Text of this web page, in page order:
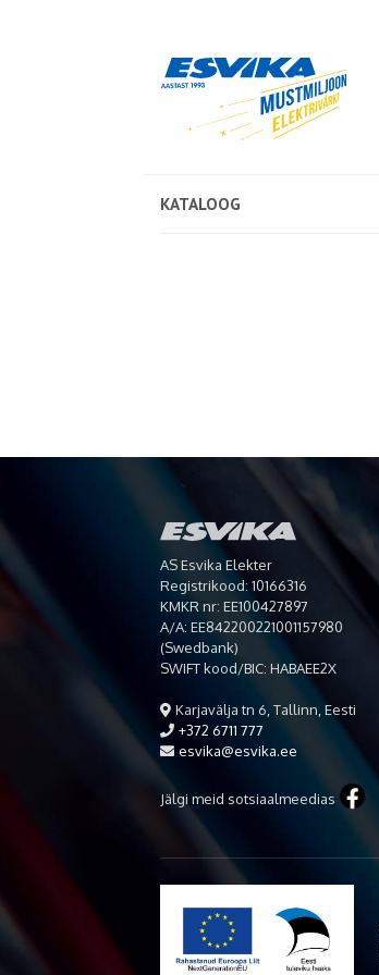
KATALOOG
AS Esvika Elekter
Registrikood: 10166316
KMKR nr: EE100427897
A/A: EE842200221001157980
(Swedbank)
SWIFT kood/BIC: HABAEE2X
Karjavälja tn 6, Tallinn, Eesti
+372 6711 777
esvika@esvika.ee
Jälgi meid sotsiaalmeedias